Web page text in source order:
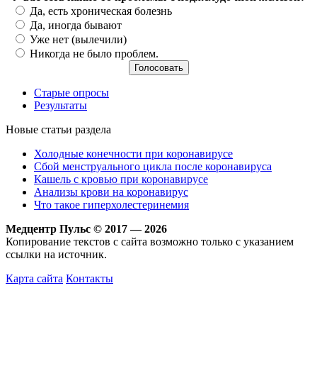
Варианты
Да, есть хроническая болезнь
Да, иногда бывают
Уже нет (вылечили)
Никогда не было проблем.
Старые опросы
Результаты
Новые статьи раздела
Холодные конечности при коронавирусе
Сбой менструального цикла после коронавируса
Кашель с кровью при коронавирусе
Анализы крови на коронавирус
Что такое гиперхолестеринемия
Медцентр Пульс © 2017 — 2026
Копирование текстов с сайта возможно только с указанием
ссылки на источник.
Карта сайта Контакты